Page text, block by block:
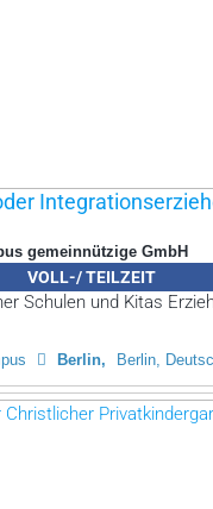
gemeinnützige GmbH
VOLL-/ TEILZEIT
Schulen und Kitas
Berlin Berlin,